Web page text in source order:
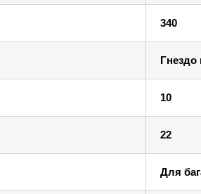
340
10
22
Для